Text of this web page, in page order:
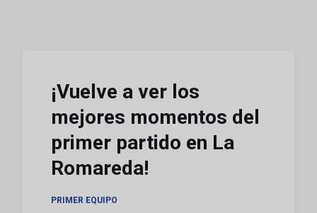
¡Vuelve a ver los
mejores momentos del
primer partido en La
Romareda!
PRIMER EQUIPO